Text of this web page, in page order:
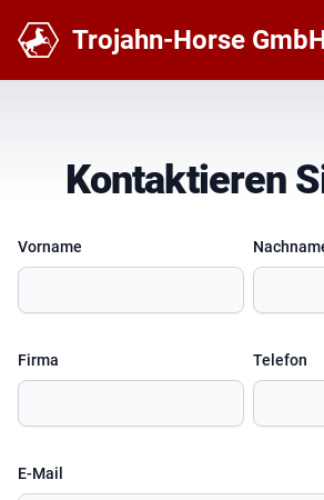
Trojahn-Horse
Kontaktieren
Vorname
Firma Telefon
E-Mail